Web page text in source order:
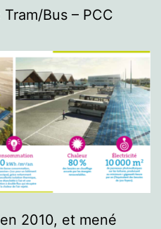
Bus – PCC
2010, et mené